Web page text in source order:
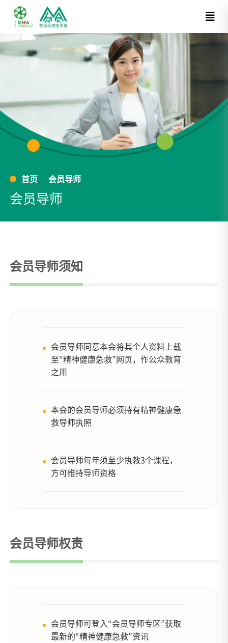
首页 会员导师
会员导师
会员导师须知
会员导师同意本会将其个人资料上载
至“精神健康急救”网页，作公众教育
之用
本会的会员导师必须持有精神健康急
救导师执照
会员导师每年须至少执教3个课程，
方可维持导师资格
会员导师权责
会员导师可登入“会员导师专区”获取
最新的“精神健康急救”资讯